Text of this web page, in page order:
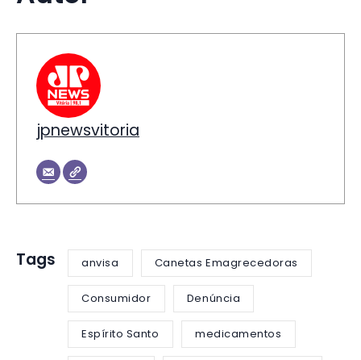
jpnewsvitoria
Tags anvisa Canetas Emagrecedoras
Consumidor Denúncia
Espírito Santo medicamentos